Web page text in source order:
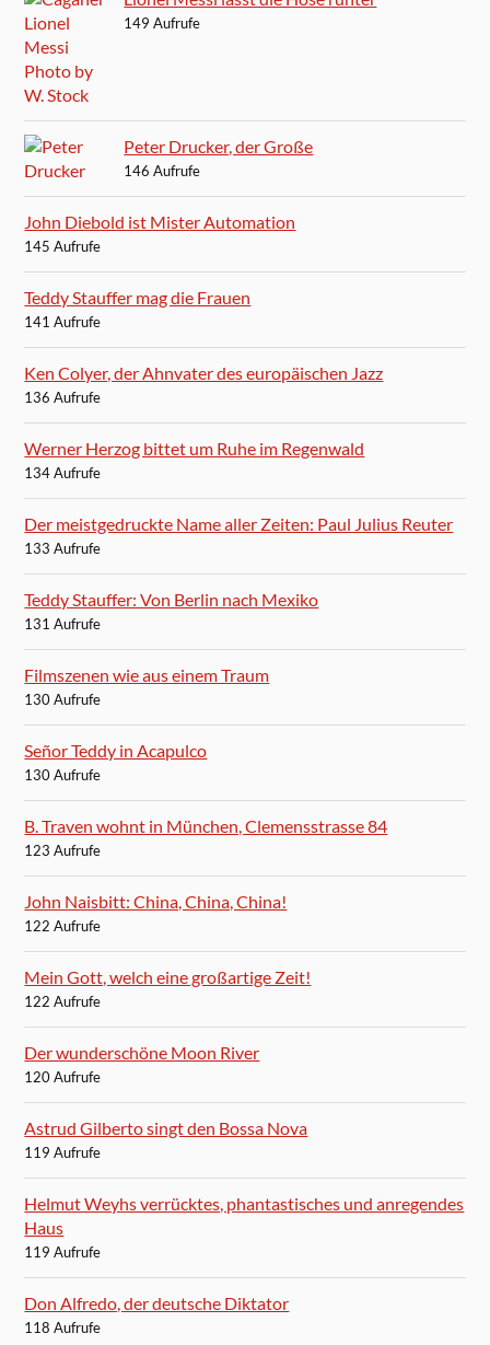
149 Aufrufe
Peter Drucker, der Große
146 Aufrufe
John Diebold ist Mister Automation
145 Aufrufe
Teddy Stauffer mag die Frauen
141 Aufrufe
Ken Colyer, der Ahnvater des europäischen Jazz
136 Aufrufe
Werner Herzog bittet um Ruhe im Regenwald
134 Aufrufe
Der meistgedruckte Name aller Zeiten: Paul Julius Reuter
133 Aufrufe
Teddy Stauffer: Von Berlin nach Mexiko
131 Aufrufe
Filmszenen wie aus einem Traum
130 Aufrufe
Señor Teddy in Acapulco
130 Aufrufe
B. Traven wohnt in München, Clemensstrasse 84
123 Aufrufe
John Naisbitt: China, China, China!
122 Aufrufe
Mein Gott, welch eine großartige Zeit!
122 Aufrufe
Der wunderschöne Moon River
120 Aufrufe
Astrud Gilberto singt den Bossa Nova
119 Aufrufe
Helmut Weyhs verrücktes, phantastisches und anregendes
Haus
119 Aufrufe
Don Alfredo, der deutsche Diktator
118 Aufrufe